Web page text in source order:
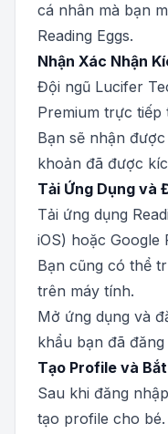
cá nhân mà bạn
Reading Eggs.
Nhận Xác Nhận
Đội ngũ Lucifer
Premium trực tiếp
Bạn sẽ nhận
khoản đã được
Tải Ứng Dụng và
Tải ứng dụng
iOS) hoặc Google
Bạn cũng có thể
trên máy tính.
Mở ứng dụng và
khẩu bạn đã đăng
Tạo Profile và
Sau khi đăng
tạo profile cho